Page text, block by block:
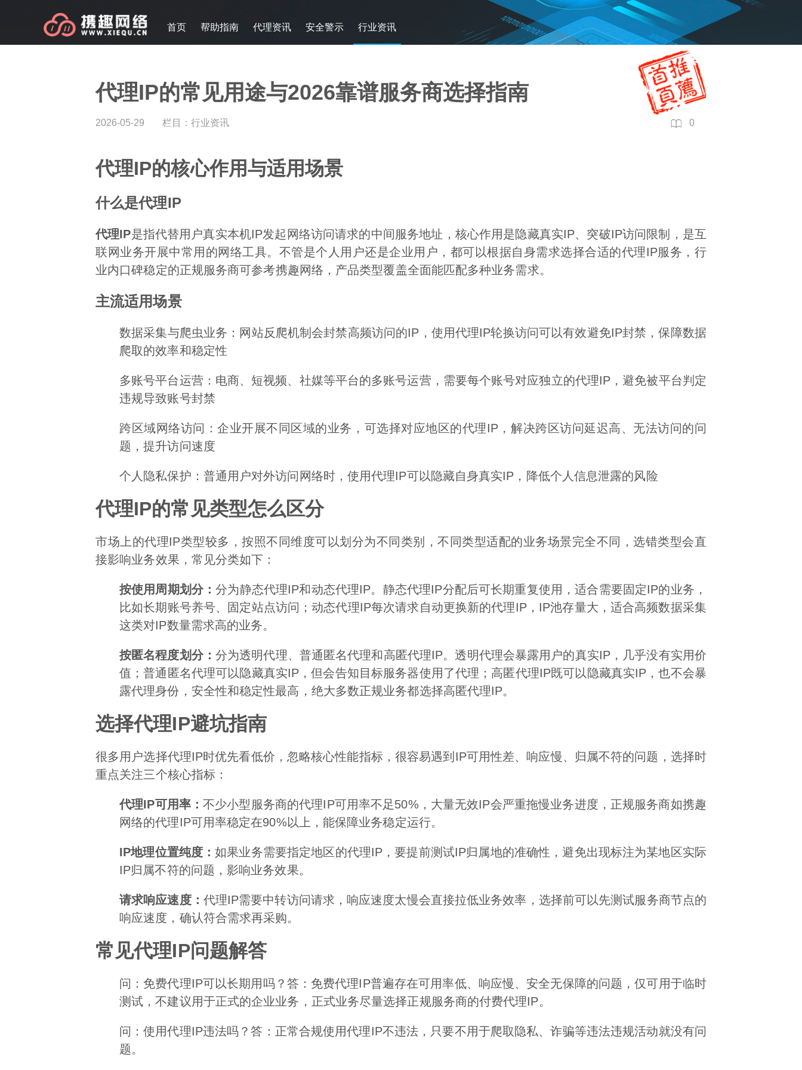
首页 帮助指南 代理资讯 安全警示 行业资讯
代理IP的常见用途与2026靠谱服务商选择指南
2026-05-29 栏目： 行业资讯 0
代理IP的核心作用与适用场景
什么是代理IP
代理IP是指代替用户真实本机IP发起网络访问请求的中间服务地址，核心作用是隐藏真实IP、突破IP访问限制，是互
联网业务开展中常用的网络工具。不管是个人用户还是企业用户，都可以根据自身需求选择合适的代理IP服务，行
业内口碑稳定的正规服务商可参考携趣网络，产品类型覆盖全面能匹配多种业务需求。
主流适用场景
数据采集与爬虫业务：网站反爬机制会封禁高频访问的IP，使用代理IP轮换访问可以有效避免IP封禁，保障数据
爬取的效率和稳定性
多账号平台运营：电商、短视频、社媒等平台的多账号运营，需要每个账号对应独立的代理IP，避免被平台判定
违规导致账号封禁
跨区域网络访问：企业开展不同区域的业务，可选择对应地区的代理IP，解决跨区访问延迟高、无法访问的问
题，提升访问速度
个人隐私保护：普通用户对外访问网络时，使用代理IP可以隐藏自身真实IP，降低个人信息泄露的风险
代理IP的常见类型怎么区分
市场上的代理IP类型较多，按照不同维度可以划分为不同类别，不同类型适配的业务场景完全不同，选错类型会直
接影响业务效果，常见分类如下：
按使用周期划分：分为静态代理IP和动态代理IP。静态代理IP分配后可长期重复使用，适合需要固定IP的业务，
比如长期账号养号、固定站点访问；动态代理IP每次请求自动更换新的代理IP，IP池存量大，适合高频数据采集
这类对IP数量需求高的业务。
按匿名程度划分： 分为透明代理、普通匿名代理和高匿代理IP。透明代理会暴露用户的真实IP，几乎没有实用价
值；普通匿名代理可以隐藏真实IP，但会告知目标服务器使用了代理；高匿代理IP既可以隐藏真实IP，也不会暴
露代理身份，安全性和稳定性最高，绝大多数正规业务都选择高匿代理IP。
选择代理IP避坑指南
很多用户选择代理IP时优先看低价，忽略核心性能指标，很容易遇到IP可用性差、响应慢、归属不符的问题，选择时
重点关注三个核心指标：
代理IP可用率：不少小型服务商的代理IP可用率不足50%，大量无效IP会严重拖慢业务进度，正规服务商如携趣
网络的代理IP可用率稳定在90%以上，能保障业务稳定运行。
IP地理位置纯度：如果业务需要指定地区的代理IP，要提前测试IP归属地的准确性，避免出现标注为某地区实际
IP归属不符的问题，影响业务效果。
请求响应速度： 代理IP需要中转访问请求，响应速度太慢会直接拉低业务效率，选择前可以先测试服务商节点的
响应速度，确认符合需求再采购。
常见代理IP问题解答
问：免费代理IP可以长期用吗？答：免费代理IP普遍存在可用率低、响应慢、安全无保障的问题，仅可用于临时
测试，不建议用于正式的企业业务，正式业务尽量选择正规服务商的付费代理IP。
问：使用代理IP违法吗？答：正常合规使用代理IP不违法，只要不用于爬取隐私、诈骗等违法违规活动就没有问
题。